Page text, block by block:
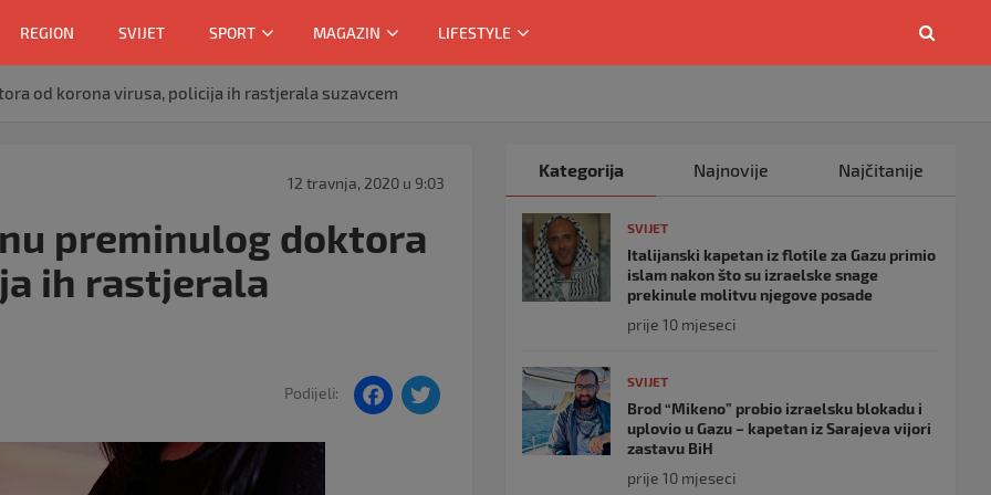
REGION SVIJET SPORT MAGAZIN LIFESTYLE
od korona virusa, policija ih rastjerala suzavcem
12 travnja, 2020 u 9:03
preminulog doktora
ih rastjerala
Podijeli:
F
Kategorija Najnovije Najčitanije
SVIJET
Italijanski kapetan iz flotile za Gazu primio
islam nakon što su izraelske snage
prekinule molitvu njegove posade
prije 10 mjeseci
SVIJET
Brod “Mikeno” probio izraelsku blokadu i
uplovio u Gazu – kapetan iz Sarajeva vijori
zastavu BiH
prije 10 mjeseci